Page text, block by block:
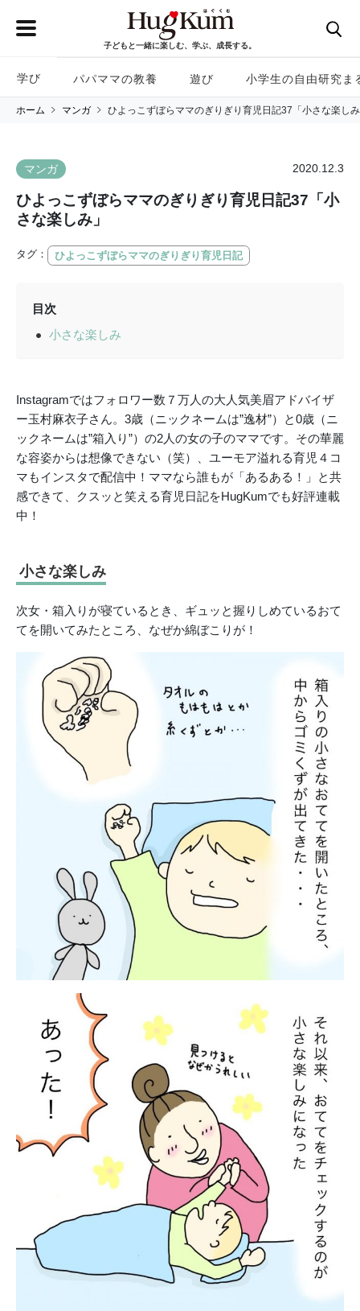
子どもと一緒に楽しむ、学ぶ、成長する。
学び パパママの教養 遊び 小学生の自由研究ま
ホーム マンガ ひよっこずぼらママのぎりぎり育児日記37「小さな楽し
マンガ 2020.12.3
ひよっこずぼらママのぎりぎり育児日記37「小
さな楽しみ」
タグ： ひよっこずぼらママのぎりぎり育児日記
目次
小さな楽しみ
Instagramではフォロワー数７万人の大人気美眉アドバイザ
ー玉村麻衣子さん。3歳（ニックネームは”逸材”）と0歳（ニ
ックネームは”箱入り”）の2人の女の子のママです。その華麗
な容姿からは想像できない（笑）、ユーモア溢れる育児４コ
マもインスタで配信中！ママなら誰もが「あるある！」と共
感できて、クスッと笑える育児日記をHugKumでも好評連載
中！
小さな楽しみ
次女・箱入りが寝ているとき、ギュッと握りしめているおて
てを開いてみたところ、なぜか綿ぼこりが！